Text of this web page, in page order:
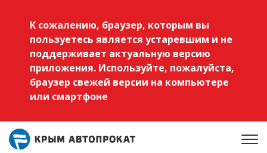
К сожалению, браузер, которым вы
пользуетесь является устаревшим и не
поддерживает актуальную версию
приложения. Используйте, пожалуйста,
браузер свежей версии на компьютере
или смартфоне